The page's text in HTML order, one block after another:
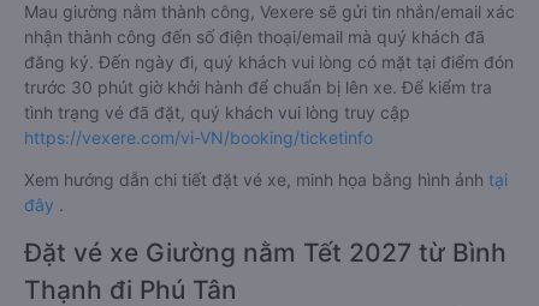
Mau giường nằm thành công, Vexere sẽ gửi tin nhắn/email xác
nhận thành công đến số điện thoại/email mà quý khách đã
đăng ký. Đến ngày đi, quý khách vui lòng có mặt tại điểm đón
trước 30 phút giờ khởi hành để chuẩn bị lên xe. Để kiểm tra
tình trạng vé đã đặt, quý khách vui lòng truy cập
https://vexere.com/vi-VN/booking/ticketinfo
Xem hướng dẫn chi tiết đặt vé xe, minh họa bằng hình ảnh tại
đây .
Đặt vé xe Giường nằm Tết 2027 từ Bình
Thạnh đi Phú Tân